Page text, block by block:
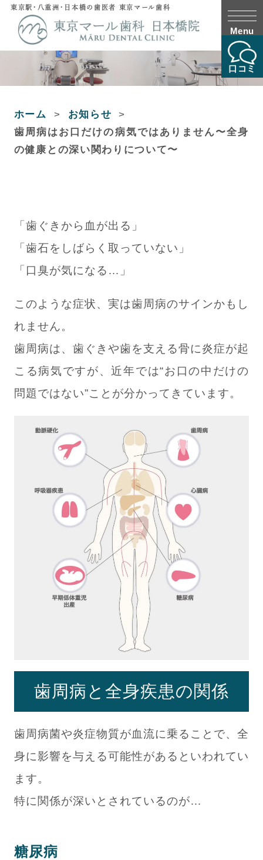
東京駅・八重洲・日本橋の歯医者 東京マール歯科
Menu
口コミ
ホーム
お知らせ
歯周病はお口だけの病気ではありません〜全身
の健康との深い関わりについて〜
「歯ぐきから血が出る」
「歯石をしばらく取っていない」
「口臭が気になる…」
このような症状、実は歯周病のサインかもし
れません。
歯周病は、歯ぐきや歯を支える骨に炎症が起
こる病気ですが、近年では“お口の中だけの
問題ではない”ことが分かってきています。
歯周病と全身疾患の関係
歯周病菌や炎症物質が血流に乗ることで、全
身に影響を与える可能性があるといわれてい
ます。
特に関係が深いとされているのが…
糖尿病